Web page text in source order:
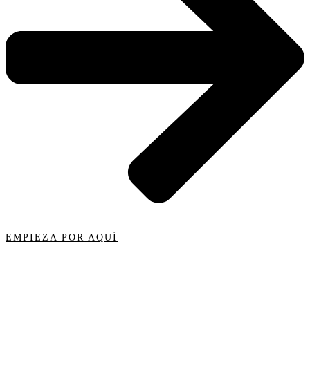
EMPIEZA POR AQUÍ